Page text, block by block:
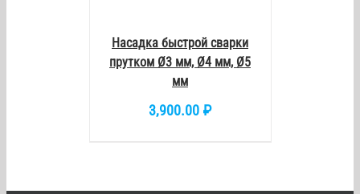
Насадка быстрой сварки
прутком Ø3 мм, Ø4 мм, Ø5
мм
3,900.00 ₽